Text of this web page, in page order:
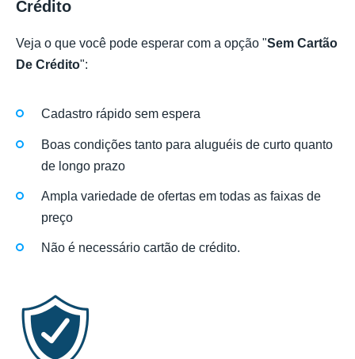
Crédito
Veja o que você pode esperar com a opção "Sem Cartão
De Crédito":
Cadastro rápido sem espera
Boas condições tanto para aluguéis de curto quanto
de longo prazo
Ampla variedade de ofertas em todas as faixas de
preço
Não é necessário cartão de crédito.